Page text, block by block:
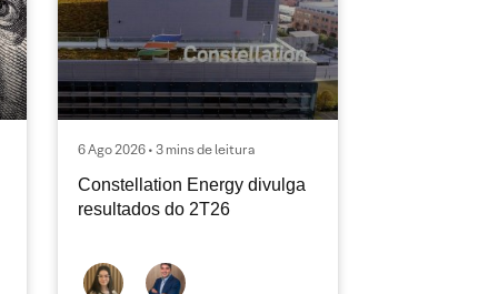
6 Ago 2026 • 3 mins de leitura
Constellation Energy divulga
resultados do 2T26